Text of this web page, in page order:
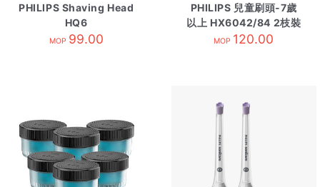
PHILIPS Shaving Head
HQ6
MOP 99.00
PHILIPS 兒童刷頭-7歲
以上 HX6042/84 2枝裝
MOP 120.00